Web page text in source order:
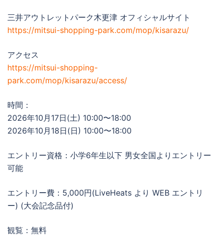
三井アウトレットパーク木更津 オフィシャルサイト
https://mitsui-shopping-park.com/mop/kisarazu/
アクセス
https://mitsui-shopping-
park.com/mop/kisarazu/access/
時間：
2026年10月17日(土) 10:00〜18:00
2026年10月18日(日) 10:00〜18:00
エントリー資格：小学6年生以下 男女全国よりエントリー
可能
エントリー費：5,000円(LiveHeats より WEB エントリ
ー) (大会記念品付)
観覧：無料